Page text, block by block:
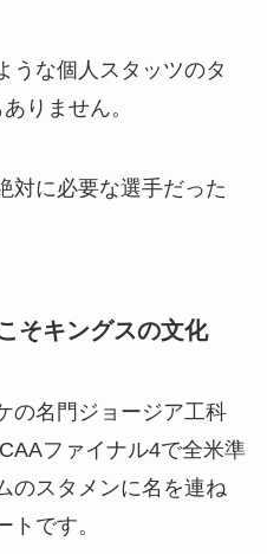
うな個人スタッツのタ
りません。
対に必要な選手だった
そキングスの文化
の名門ジョージア工科
ファイナル4で全米準
のスタメンに名を連ね
です。